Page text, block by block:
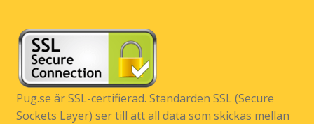
Pug.se är SSL-certifierad. Standarden SSL (Secure
Sockets Layer) ser till att all data som skickas mellan